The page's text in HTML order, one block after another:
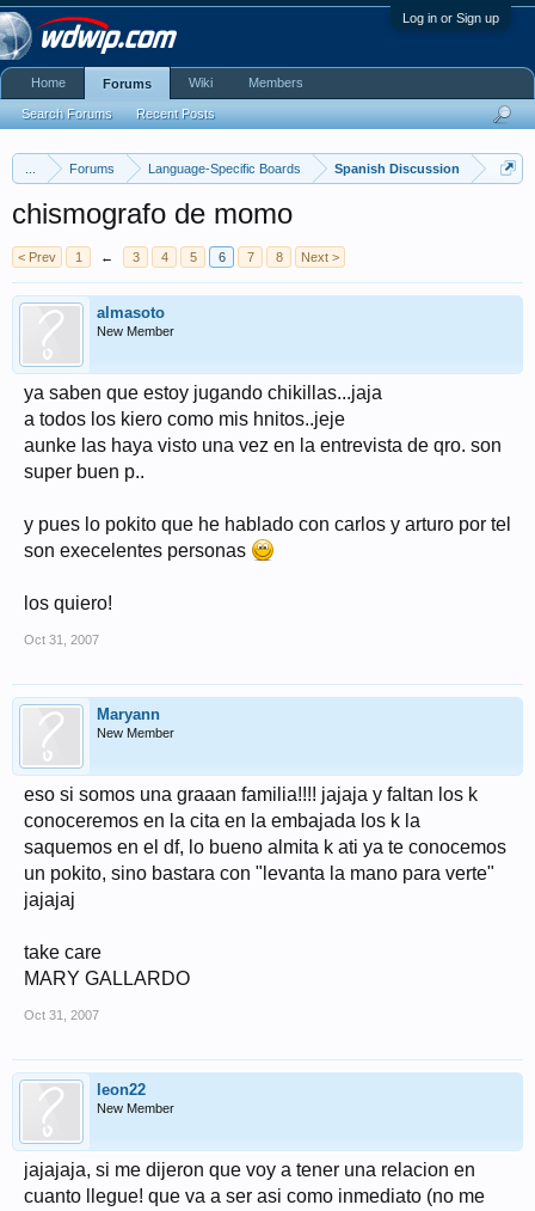
Log in or Sign up
Forums Language-Specific Boards Spanish Discussion
chismografo de momo
< Prev 1 ← 3 4 5 6 7 8 Next >
almasoto
New Member
ya saben que estoy jugando chikillas...jaja
a todos los kiero como mis hnitos..jeje
aunke las haya visto una vez en la entrevista de qro. son
super buen p..
y pues lo pokito que he hablado con carlos y arturo por tel
son execelentes personas
los quiero!
Oct 31, 2007
Maryann
New Member
eso si somos una graaan familia!!!! jajaja y faltan los k
conoceremos en la cita en la embajada los k la
saquemos en el df, lo bueno almita k ati ya te conocemos
un pokito, sino bastara con "levanta la mano para verte"
jajajaj
take care
MARY GALLARDO
Oct 31, 2007
leon22
New Member
jajajaja, si me dijeron que voy a tener una relacion en
cuanto llegue! que va a ser asi como inmediato (no me
Home Forums
Search Forums Recent Posts
Wiki Members